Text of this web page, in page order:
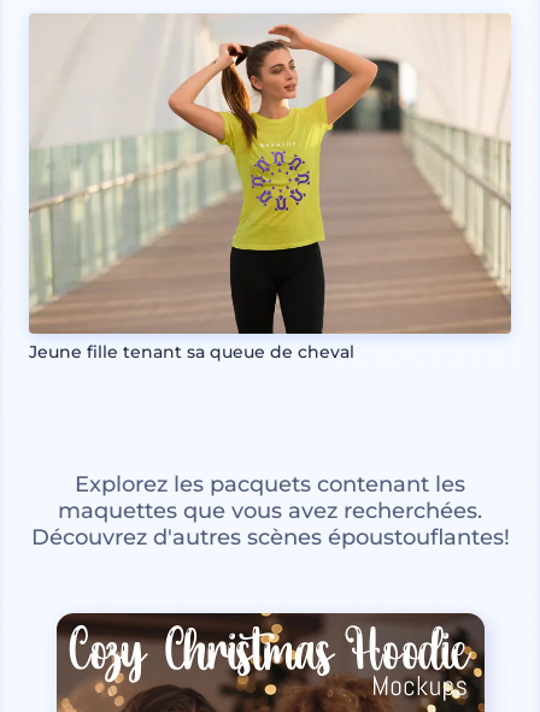
Jeune fille tenant sa queue de cheval
Explorez les pacquets contenant les
maquettes que vous avez recherchées.
Découvrez d'autres scènes époustouflantes!